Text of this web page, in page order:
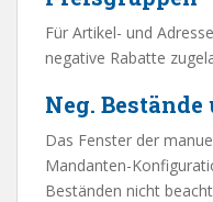
Für Artikel- und
negative Rabatte
Neg.
Das Fenster der
Mandanten-
Beständen nicht